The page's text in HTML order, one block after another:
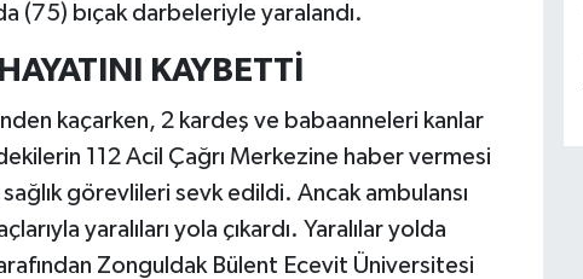
(75) bıçak darbeleriyle yaralandı.
KAYBETTİ
kaçarken, 2 kardeş ve babaanneleri kanlar
112 Acil Çağrı Merkezine haber vermesi
görevlileri sevk edildi. Ancak ambulansı
yaralıları yola çıkardı. Yaralılar yolda
Zonguldak Bülent Ecevit Üniversitesi